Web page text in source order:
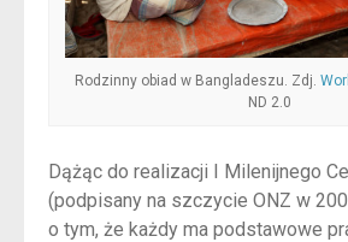
Rodzinny obiad w Bangladeszu. Zdj.
ND 2.0
Dążąc do realizacji I Milenijnego
(podpisany na szczycie ONZ w
o tym, że każdy ma podstawowe